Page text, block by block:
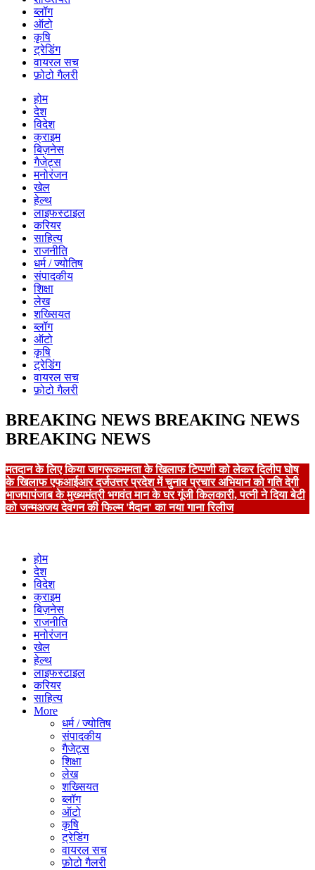
ब्लॉग
ऑटो
कृषि
ट्रेडिंग
वायरल सच
फ़ोटो गैलरी
होम
देश
विदेश
क्राइम
बिज़नेस
गैजेट्स
मनोरंजन
खेल
हेल्थ
लाइफस्टाइल
करियर
साहित्य
राजनीति
धर्म / ज्योतिष
संपादकीय
शिक्षा
लेख
शख्सियत
ब्लॉग
ऑटो
कृषि
ट्रेडिंग
वायरल सच
फ़ोटो गैलरी
BREAKING NEWS BREAKING NEWS
BREAKING NEWS
मतदान के लिए किया जागरूकममता के खिलाफ टिप्पणी को लेकर दिलीप घोष
के खिलाफ एफआईआर दर्जउत्तर प्रदेश में चुनाव प्रचार अभियान को गति देगी
भाजपापंजाब के मुख्यमंत्री भगवंत मान के घर गूंजी किलकारी, पत्नी ने दिया बेटी
को जन्मअजय देवगन की फिल्म 'मैदान' का नया गाना रिलीज
होम
देश
विदेश
क्राइम
बिज़नेस
राजनीति
मनोरंजन
खेल
हेल्थ
लाइफस्टाइल
करियर
साहित्य
More
धर्म / ज्योतिष
संपादकीय
गैजेट्स
शिक्षा
लेख
शख्सियत
ब्लॉग
ऑटो
कृषि
ट्रेडिंग
वायरल सच
फ़ोटो गैलरी